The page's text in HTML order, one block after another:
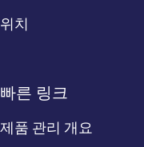
위치
빠른 링크
제품 관리 개요